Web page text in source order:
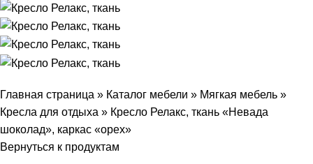
Главная страница » Каталог мебели » Мягкая мебель »
Кресла для отдыха » Кресло Релакс, ткань «Невада
шоколад», каркас «орех»
Вернуться к продуктам